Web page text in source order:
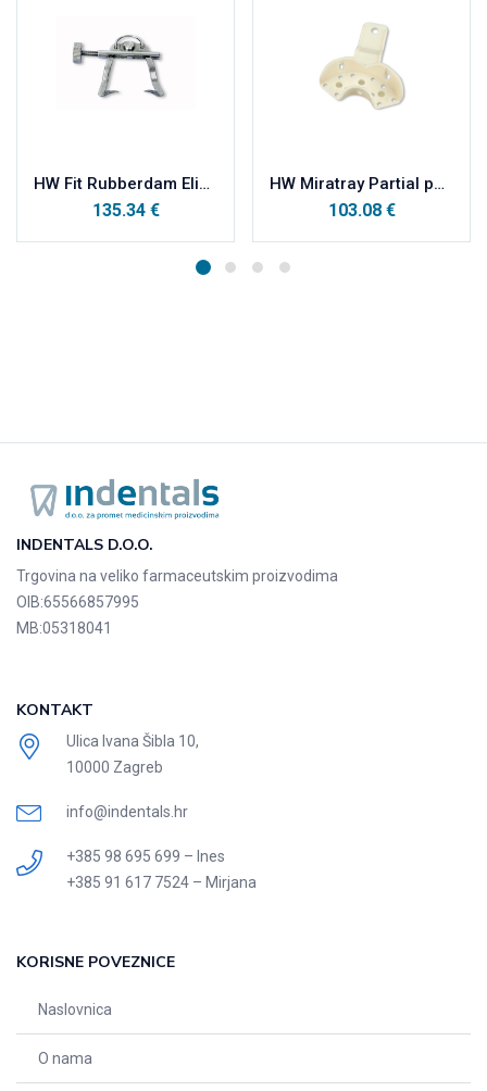
HW Fit Rubberdam Eliot Separator, za kratkotrajno širenje interdentalnog prostora
135.34 €
HW Miratray Partial parcijalne plastične otisne žlice kutija, PM sredina a100
103.08 €
INDENTALS D.O.O.
Trgovina na veliko farmaceutskim proizvodima
OIB:65566857995
MB:05318041
KONTAKT
Ulica Ivana Šibla 10,
10000 Zagreb
info@indentals.hr
+385 98 695 699 – Ines
+385 91 617 7524 – Mirjana
KORISNE POVEZNICE
Naslovnica
O nama